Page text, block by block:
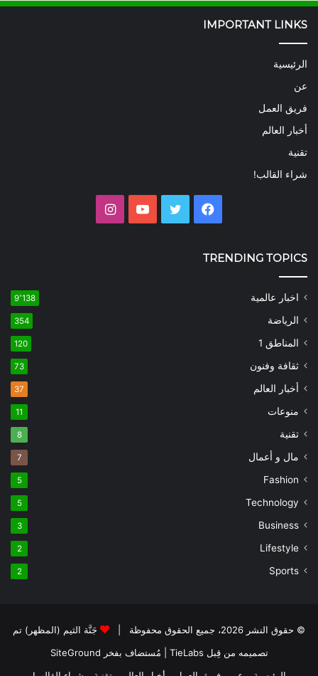
IMPORTANT LINKS
الرئيسية
عن
فريق العمل
أخبار العالم
تقنية
شراء القالب!
فيسبوك تويتر يوتيوب
TRENDING TOPICS
اخبار عالمية 9٬138
الرياضة 354
المناطق 1 120
ثقافة وفنون 73
أخبار العالم 37
منوعات 11
تقنية 8
مال و أعمال 7
Fashion
5
Technology
5
Business
3
Lifestyle
2
Sports
2
© حقوق النشر 2026، جميع الحقوق محفوظة |
جَنَّة الثيم (المظهر) تم
تصميمه من قِبل TieLabs
| مُستضاف بفخر SiteGround